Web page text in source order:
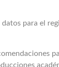
para el